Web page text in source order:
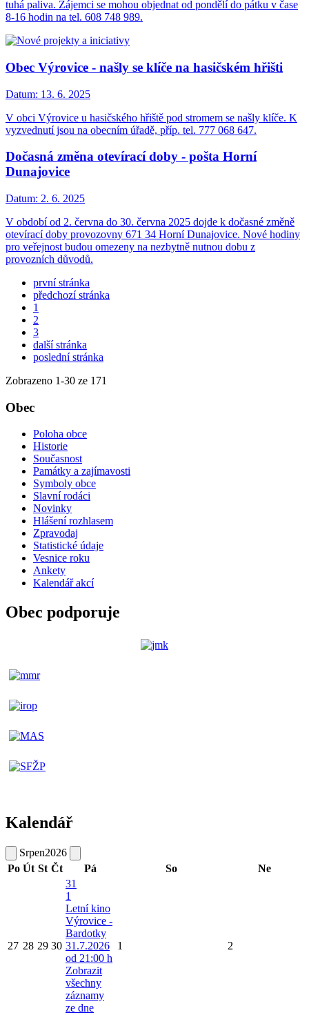
tuhá paliva. Zájemci se mohou objednat od pondělí do pátku v čase
8-16 hodin na tel. 608 748 989.
Obec Výrovice - našly se klíče na hasičském hřišti
Datum: 13. 6. 2025
V obci Výrovice u hasičského hřiště pod stromem se našly klíče. K
vyzvednutí jsou na obecním úřadě, příp. tel. 777 068 647.
Dočasná změna otevírací doby - pošta Horní
Dunajovice
Datum: 2. 6. 2025
V období od 2. června do 30. června 2025 dojde k dočasné změně
otevírací doby provozovny 671 34 Horní Dunajovice. Nové hodiny
pro veřejnost budou omezeny na nezbytně nutnou dobu z
provozních důvodů.
první stránka
předchozí stránka
1
2
3
další stránka
poslední stránka
Zobrazeno 1-30 ze 171
Obec
Poloha obce
Historie
Současnost
Památky a zajímavosti
Symboly obce
Slavní rodáci
Novinky
Hlášení rozhlasem
Zpravodaj
Statistické údaje
Vesnice roku
Ankety
Kalendář akcí
Obec podporuje
Kalendář
Srpen2026
Po Út St Čt Pá So Ne
27 28 29 30
31
1
Letní kino
Výrovice -
Bardotky
31.7.2026
od 21:00 h
Zobrazit
všechny
záznamy
ze dne
1 2